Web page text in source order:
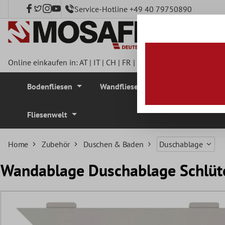
springen Service-Hotline +49 40 79750890
Online einkaufen in:AT| IT| CH | FR |
Bodenfliesen Wandfliesen
Fliesenwelt
Home Zubehör Duschen & Baden Duschablage
Wandablage Duschablage